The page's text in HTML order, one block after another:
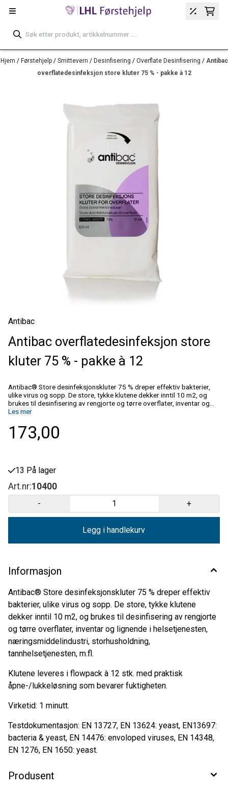
Hopp til innhold
Hjem / Førstehjelp / Smittevern / Desinfisering / Overflate Desinfisering / Antibac
overflatedesinfeksjon store kluter 75 % - pakke à 12
Antibac
Antibac overflatedesinfeksjon store
kluter 75 % - pakke à 12
Antibac® Store desinfeksjonskluter 75 % dreper effektiv bakterier,
ulike virus og sopp. De store, tykke klutene dekker inntil 10 m2, og
brukes til desinfisering av rengjorte og tørre overflater, inventar og
lignende i helsetjenesten, næringsmiddelindustri, storhusholdning,
praktisk åpne-/lukkeløsning som bevarer fuktigheten. Virketid: 1
minutt. Testdokumentasjon: EN 13727, EN 13624: yeast, EN13697:
Les mer
173,00
13 På lager
Art.nr:10400
- +
Legg i handlekurv
Informasjon
Antibac® Store desinfeksjonskluter 75 % dreper effektiv
bakterier, ulike virus og sopp. De store, tykke klutene
dekker inntil 10 m2, og brukes til desinfisering av rengjorte
og tørre overflater, inventar og lignende i helsetjenesten,
næringsmiddelindustri, storhusholdning,
tannhelsetjenesten, m.fl.
Klutene leveres i flowpack à 12 stk. med praktisk
åpne-/lukkeløsning som bevarer fuktigheten.
Virketid: 1 minutt.
Testdokumentasjon: EN 13727, EN 13624: yeast, EN13697:
bacteria & yeast, EN 14476: envoloped viruses, EN 14348,
EN 1276, EN 1650: yeast.
Produsent